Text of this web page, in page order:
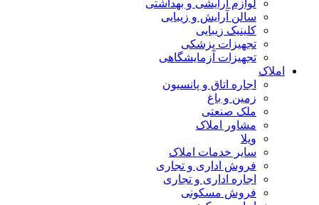
لوازم آرایشی و بهداشتی
سالن آرایش و زیبایی
کلینیک زیبایی
تجهیزات پزشکی
تجهیزات آزمایشگاهی
املاک
اجاره اتاق و پانسیون
زمین و باغ
ملک صنعتی
مشاور املاک
ویلا
سایر خدمات املاک
فروش اداری و تجاری
اجاره اداری و تجاری
فروش مسکونی